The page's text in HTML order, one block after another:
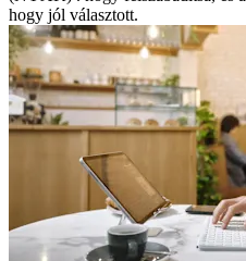
hogy jól választott.